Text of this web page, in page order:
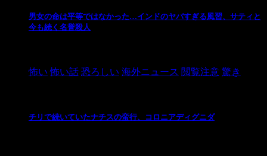
男女の命は平等ではなかった…インドのヤバすぎる風習、サティと
今も続く名誉殺人
怖い 怖い話 恐ろしい 海外ニュース 閲覧注意 驚き
チリで続いていたナチスの蛮行、コロニアディグニダ